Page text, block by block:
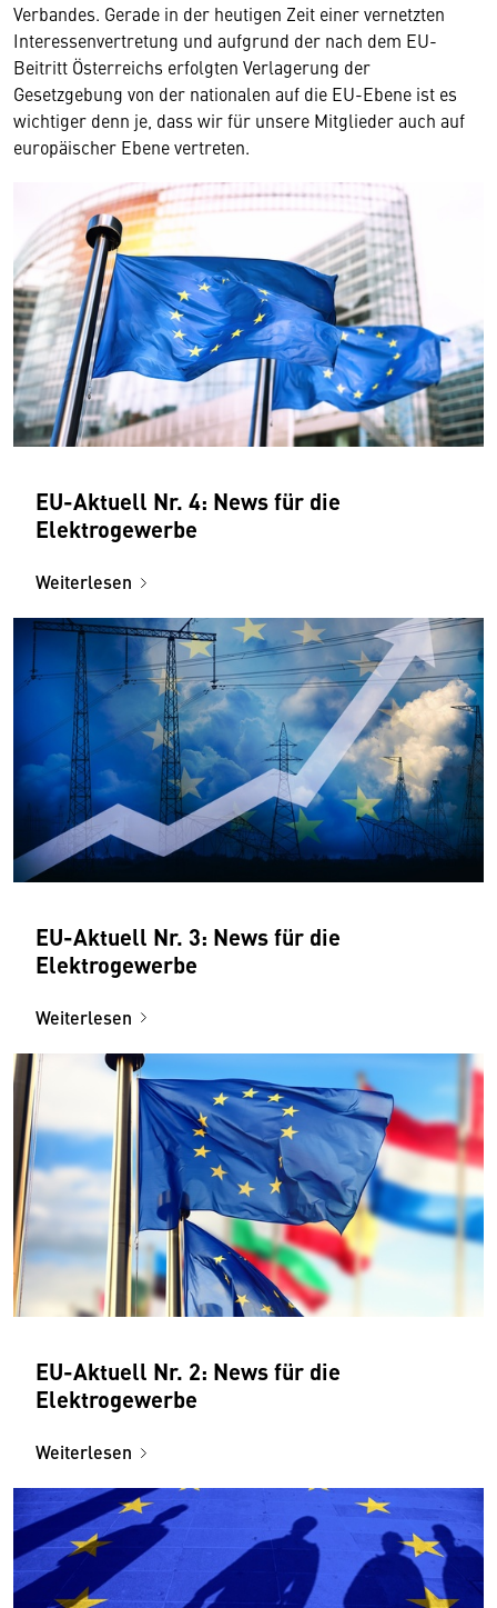
Verbandes. Gerade in der heutigen Zeit einer vernetzten
Interessenvertretung und aufgrund der nach dem EU-
Beitritt Österreichs erfolgten Verlagerung der
Gesetzgebung von der nationalen auf die EU-Ebene ist es
wichtiger denn je, dass wir für unsere Mitglieder auch auf
europäischer Ebene vertreten.
EU-Aktuell Nr. 4: News für die
Elektrogewerbe
Weiterlesen
EU-Aktuell Nr. 3: News für die
Elektrogewerbe
Weiterlesen
EU-Aktuell Nr. 2: News für die
Elektrogewerbe
Weiterlesen